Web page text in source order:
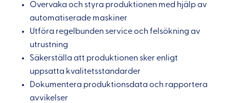
Övervaka och styra produktionen med hjälp av
automatiserade maskiner
Utföra regelbunden service och felsökning av
utrustning
Säkerställa att produktionen sker enligt
uppsatta kvalitetsstandarder
Dokumentera produktionsdata och rapportera
avvikelser